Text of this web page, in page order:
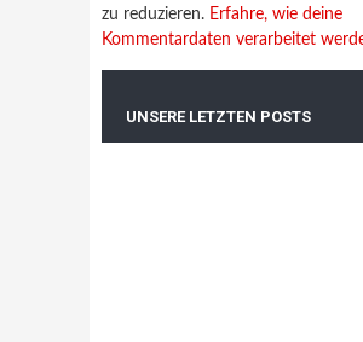
zu reduzieren. Erfahre, wie deine
Kommentardaten verarbeitet
UNSERE LETZTEN POSTS